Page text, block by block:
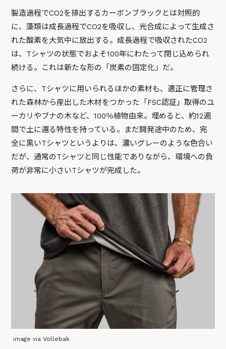
製造過程でCO2を排出するカーボンブラックとは対照的
に、藻類は成長過程でCO2を吸収し、光合成によって生成さ
れた酸素を大気中に放出する。成長過程で吸収されたCO2
は、Tシャツの状態でおよそ100年にわたって閉じ込められ
続ける。これは新たな形の「炭素の固定化」だ。
さらに、Tシャツに用いられるほかの素材も、適正に管理さ
れた森林から産出した木材をつかった「FSC認証」取得のユ
ーカリやブナの木など、100％植物由来。埋めると、約12週
間で土に還る特性を持っている。まだ開発途中のため、完
全に黒いTシャツというよりは、濃いグレーのような色合い
だが、通常のTシャツと同じ性能でありながら、環境への負
荷が非常に小さいTシャツが完成した。
image via Vollebak